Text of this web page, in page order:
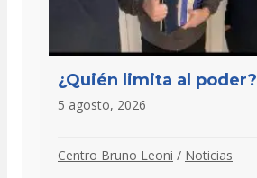
¿Quién limita al poder?
5 agosto, 2026
Centro Bruno Leoni / Noticias